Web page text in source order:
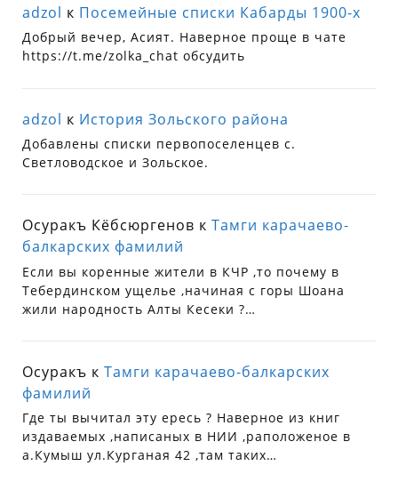
adzol к Посемейные списки Кабарды 1900-х
Добрый вечер, Асият. Наверное проще в чате
https://t.me/zolka_chat обсудить
adzol к История Зольского района
Добавлены списки первопоселенцев с.
Светловодское и Зольское.
Осуракъ Кёбсюргенов кТамги карачаево-
балкарских фамилий
Если вы коренные жители в КЧР ,то почему в
Тебердинском ущелье ,начиная с горы Шоана
жили народность Алты Кесеки ?…
Осуракъ кТамги карачаево-балкарских
фамилий
Где ты вычитал эту ересь ? Наверное из книг
издаваемых ,написаных в НИИ ,раположеное в
а.Кумыш ул.Курганая 42 ,там таких…